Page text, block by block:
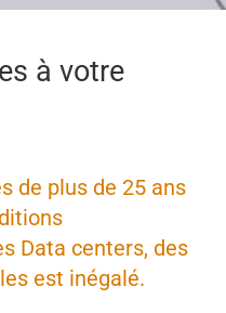
à votre
de plus de 25 ans
Data centers, des
est inégalé.